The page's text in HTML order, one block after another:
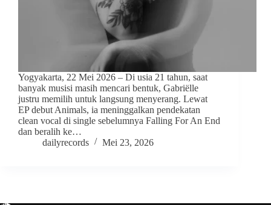
Yogyakarta, 22 Mei 2026 – Di usia 21 tahun, saat
banyak musisi masih mencari bentuk, Gabriëlle
justru memilih untuk langsung menyerang. Lewat
EP debut Animals, ia meninggalkan pendekatan
clean vocal di single sebelumnya Falling For An End
dan beralih ke…
dailyrecords
Mei 23, 2026